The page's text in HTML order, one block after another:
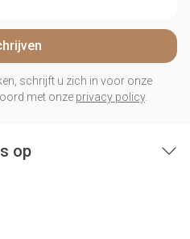
schrijft u zich in voor onze
met onze privacy policy.
op